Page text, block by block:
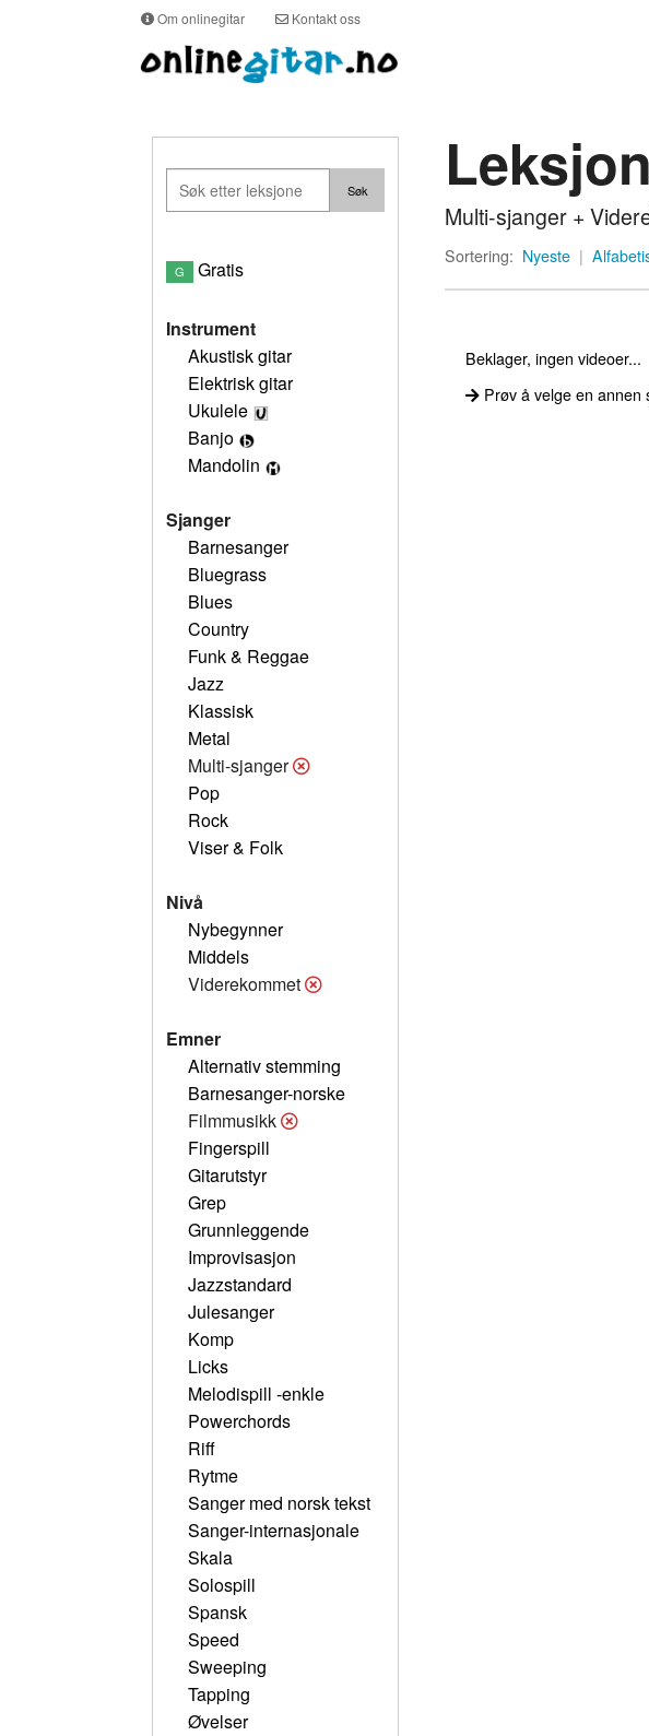
Om onlinegitar Kontakt oss
G Gratis
Instrument
Akustisk gitar
Elektrisk gitar
Ukulele
Banjo
Mandolin
Sjanger
Barnesanger
Bluegrass
Blues
Country
Funk & Reggae
Jazz
Klassisk
Metal
Multi-sjanger
Pop
Rock
Viser & Folk
Nivå
Nybegynner
Middels
Viderekommet
Emner
Alternativ stemming
Barnesanger-norske
Filmmusikk
Fingerspill
Gitarutstyr
Grep
Grunnleggende
Improvisasjon
Jazzstandard
Julesanger
Komp
Licks
Melodispill -enkle
Powerchords
Riff
Rytme
Sanger med norsk tekst
Sanger-internasjonale
Skala
Solospill
Spansk
Speed
Sweeping
Tapping
Øvelser
Multi-sjanger +
Sortering: Nyeste |
Beklager, ingen videoer...
Prøv å velge en annen